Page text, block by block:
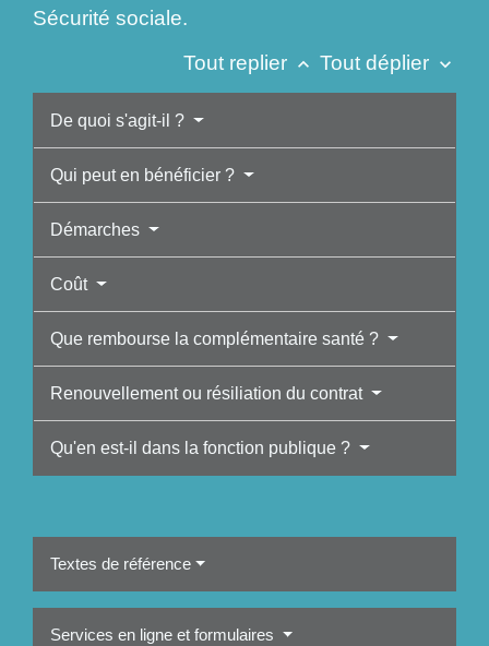
Sécurité sociale.
Tout replier keyboard_arrow_up Tout déplier keyboard_arrow_down
De quoi s'agit-il ?
Qui peut en bénéficier ?
Démarches
Coût
Que rembourse la complémentaire santé ?
Renouvellement ou résiliation du contrat
Qu'en est-il dans la fonction publique ?
Textes de référence
Services en ligne et formulaires